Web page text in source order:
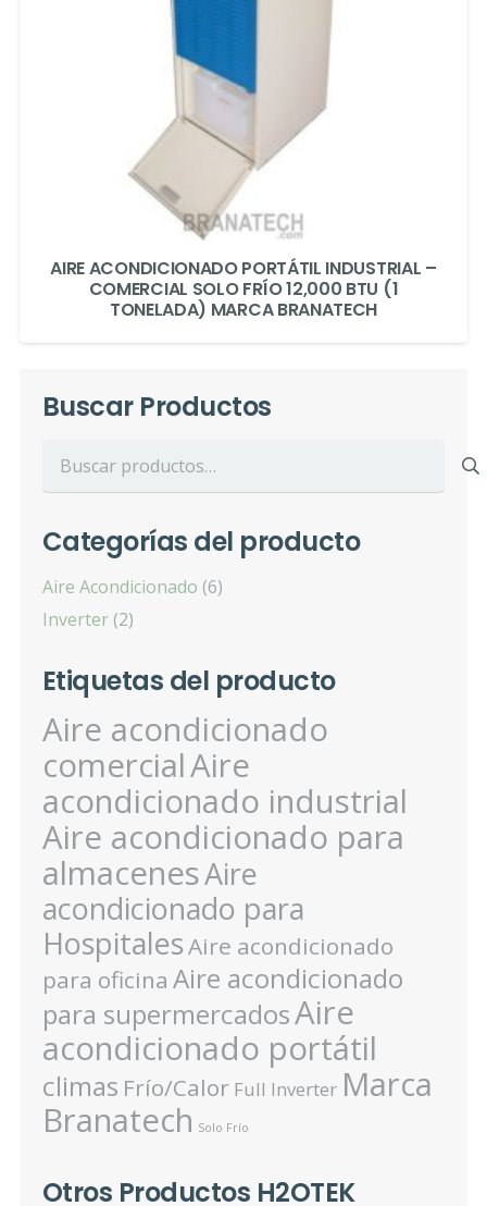
AIRE ACONDICIONADO PORTÁTIL INDUSTRIAL –
COMERCIAL SOLO FRÍO 12,000 BTU (1
TONELADA) MARCA BRANATECH
Buscar Productos
Buscar
Categorías del producto
Aire Acondicionado (6)
Inverter (2)
Etiquetas del producto
Aire acondicionado
comercialAire
acondicionado industrial
Aire acondicionado para
almacenesAire
acondicionado para
HospitalesAire acondicionado
para oficina Aire acondicionado
para supermercadosAire
acondicionado portátil
climas Frío/Calor Full Inverter Marca
Branatech Solo Frío
Otros Productos H2OTEK